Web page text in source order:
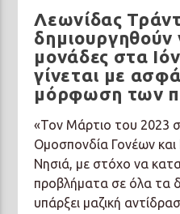
Prisma Radio
Λεωνίδας
δημιουργηθούν
μονάδες στα
γίνεται με
μόρφωση των
«Τον Μάρτιο του 2023
Ομοσπονδία Γονέων
Νησιά, με στόχο να
προβλήματα σε όλα τα
υπάρξει μαζική